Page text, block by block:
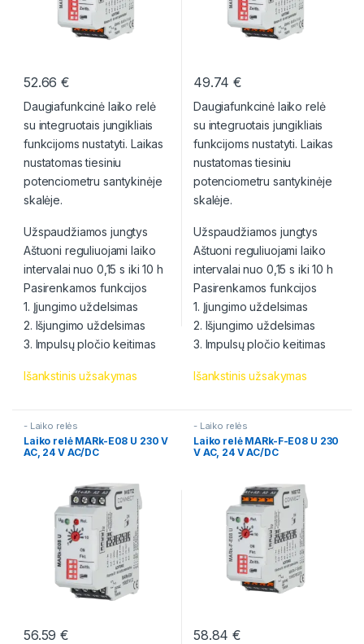
52.66€
Daugiafunkcinė laiko relė
su integruotais jungikliais
funkcijoms nustatyti. Laikas
nustatomas tiesiniu
potenciometru santykinėje
skalėje.
Užspaudžiamos jungtys
Aštuoni reguliuojami laiko
intervalai nuo 0,15 s iki 10 h
Pasirenkamos funkcijos
1. Įjungimo uždelsimas
2. Išjungimo uždelsimas
3. Impulsų pločio keitimas
Išankstinis užsakymas
49.74€
Daugiafunkcinė laiko relė
su integruotais jungikliais
funkcijoms nustatyti. Laikas
nustatomas tiesiniu
potenciometru santykinėje
skalėje.
Užspaudžiamos jungtys
Aštuoni reguliuojami laiko
intervalai nuo 0,15 s iki 10 h
Pasirenkamos funkcijos
1. Įjungimo uždelsimas
2. Išjungimo uždelsimas
3. Impulsų pločio keitimas
Išankstinis užsakymas
- Laiko relės
Laiko relė MARk-E08 U 230 V
AC, 24 V AC/DC
56.59€
- Laiko relės
Laiko relė MARk-F-E08 U 230
V AC, 24 V AC/DC
58.84€